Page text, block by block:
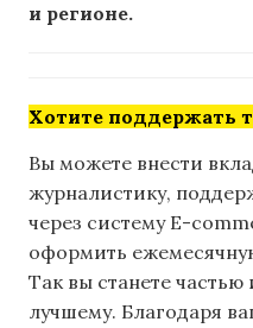
и регионе.
Хотите поддержать
Вы можете внести
журналистику,
через систему E-
оформить
Так вы станете
лучшему. Благодаря